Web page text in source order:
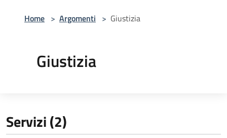
Home > Argomenti > Giustizia
Giustizia
Servizi (2)